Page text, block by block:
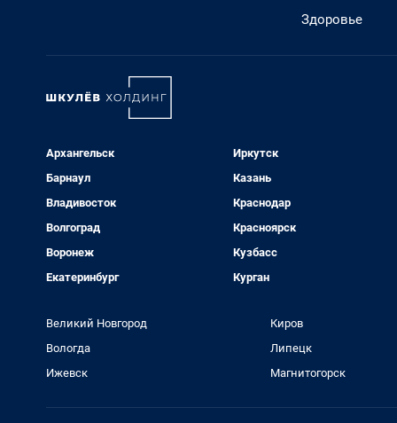
Здоровье
Архангельск
Барнаул
Владивосток
Волгоград
Воронеж
Екатеринбург
Иркутск
Казань
Краснодар
Красноярск
Кузбасс
Курган
Великий Новгород
Вологда
Ижевск
Киров
Липецк
Магнитогорск